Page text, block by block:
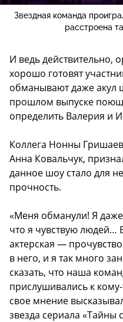
Звездная команда
расстроена
И ведь действительно,
хорошо готовят
обманывают даже акул
прошлом выпуске
определить Валерия и
Коллега Нонны
Анна Ковальчук,
данное шоу стало для
прочность.
«Меня обманули! Я
что я чувствую
актерская —
в него, и я так много
сказать, что наша
прислушивались к
свое мнение
звезда сериала «Тайны